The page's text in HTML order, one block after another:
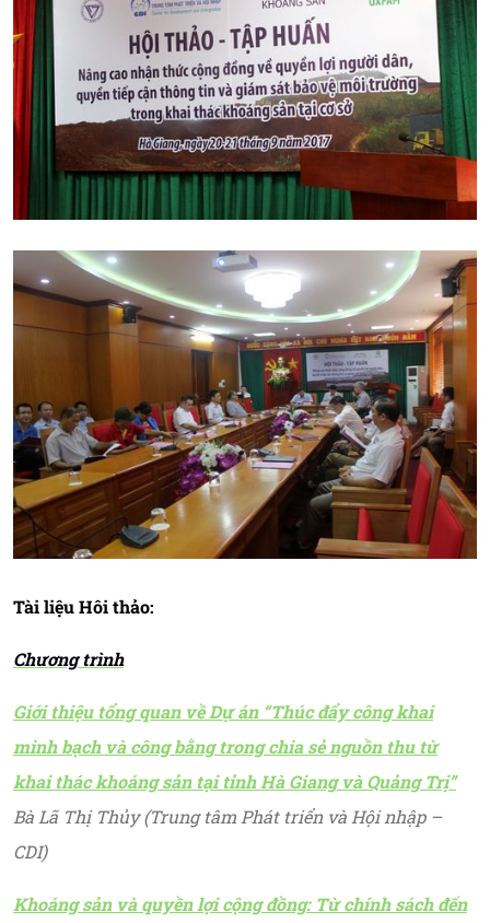
Tài liệu Hôi thảo:
Chương trình
Giới thiệu tổng quan về Dự án “Thúc đẩy công khai
minh bạch và công bằng trong chia sẻ nguồn thu từ
khai thác khoáng sản tại tỉnh Hà Giang và Quảng Trị”
Bà Lã Thị Thủy (Trung tâm Phát triển và Hội nhập –
CDI)
Khoáng sản và quyền lợi cộng đồng: Từ chính sách đến